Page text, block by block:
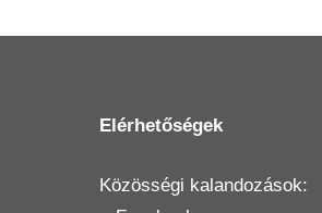
Elérhetőségek
Közösségi kalandozások: